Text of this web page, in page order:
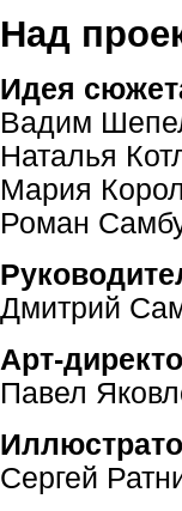
Над
Идея
Вадим
Наталья
Мария
Роман
Дмитрий
Арт-
Павел
Сергей